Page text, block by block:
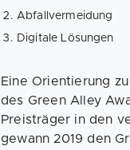
Abfallvermeidung
Digitale Lösungen
Eine Orientierung
des Green Alley
Preisträger in den
gewann 2019 den